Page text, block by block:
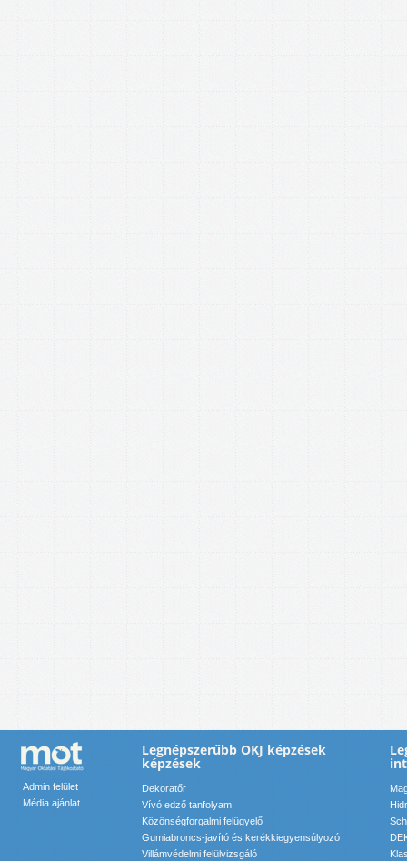
Admin felület
Média ajánlat
Legnépszerűbb OKJ képzések
képzések
Dekoratőr
Vívó edző tanfolyam
Közönségforgalmi felügyelő
Gumiabroncs-javító és kerékkiegyensúlyozó
Villámvédelmi felülvizsgáló